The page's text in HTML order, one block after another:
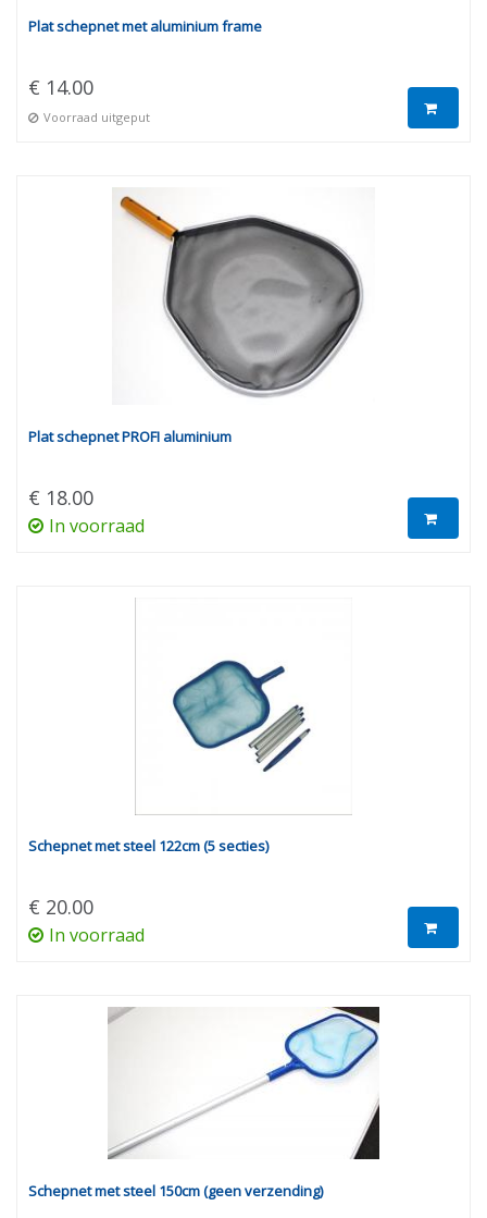
Plat schepnet met aluminium frame
€ 14.00
Voorraad uitgeput
Plat schepnet PROFI aluminium
€ 18.00
In voorraad
Schepnet met steel 122cm (5 secties)
€ 20.00
In voorraad
Schepnet met steel 150cm (geen verzending)